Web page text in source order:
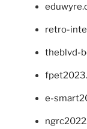
retro-
theblvd-
e-